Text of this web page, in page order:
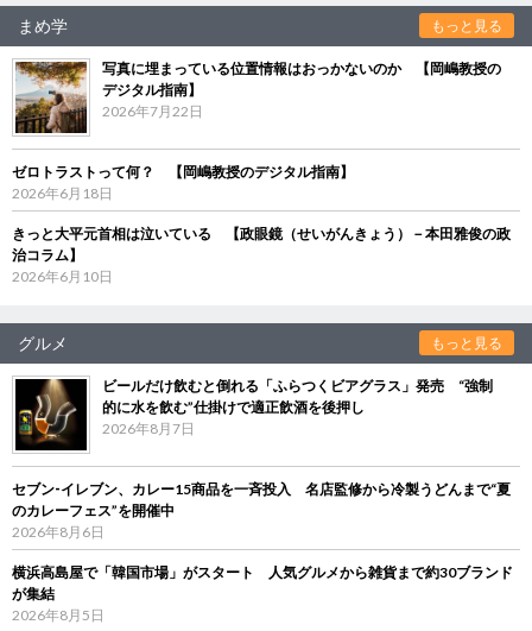
まめ学 もっと見る
写真に埋まっている位置情報はおっかないのか 【岡嶋教授の
デジタル指南】
2026年7月22日
ゼロトラストって何？ 【岡嶋教授のデジタル指南】
2026年6月18日
きっと大平元首相は泣いている 【政眼鏡（せいがんきょう）－本田雅俊の政
治コラム】
2026年6月10日
グルメ もっと見る
ビールだけ飲むと倒れる「ふらつくビアグラス」発売 “強制
的に水を飲む”仕掛けで適正飲酒を後押し
2026年8月7日
セブン‐イレブン、カレー15商品を一斉投入 名店監修から冷製うどんまで“夏
のカレーフェス”を開催中
2026年8月6日
横浜高島屋で「韓国市場」がスタート 人気グルメから雑貨まで約30ブランド
が集結
2026年8月5日